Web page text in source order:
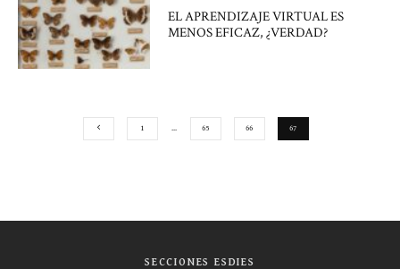
EL APRENDIZAJE VIRTUAL ES
MENOS EFICAZ, ¿VERDAD?
1 … 65 66 67
SECCIONES ESDIES